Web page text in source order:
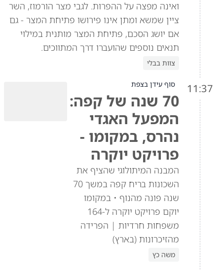
ואינה מפצה על ההפרות. לגבי מצר הורמוז, השר
ציין שמשא ומתן אינו פירושו פתיחת המצר - גם
אם יושג הסכם, פתיחת המצר מותנית במילוי
תנאים נוספים שהועברו דרך המתווכים.
צוות בבלי
11:37 סוף עידן בצפת
70 שנה של קפה:
המפעל האגדי
נהרס, במקומו -
פרויקט יוקרה
המבנה המיתולוגי שהציף את
השכונות בריח קפה במשך 70
שנה פונה מהנוף • במקומו
יוקם פרויקט יוקרה ל-164
משפחות חרדיות | הפרידה
מהזיכרונות (בארץ)
משה כץ